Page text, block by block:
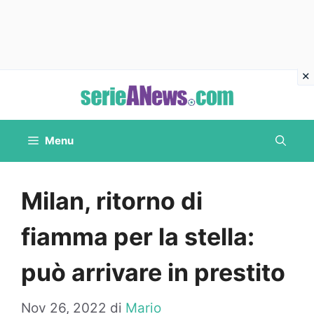
contenuto
Menu
Milan, ritorno di
fiamma per la stella:
può arrivare in prestito
Nov 26, 2022 di Mario